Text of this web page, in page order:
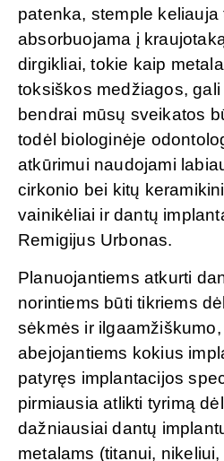
patenka, stemple keliauja
absorbuojama į
dirgikliai, tokie kaip
toksiškos medžiagos,
bendrai mūsų sveikatos
todėl biologinėje
atkūrimui naudojami
cirkonio bei kitų
vainikėliai ir dantų
Remigijus Urbonas.
Planuojantiems atkurti
norintiems būti tikriems
sėkmės ir
abejojantiems kokius
patyręs implantacijos
pirmiausia atlikti tyrimą
dažniausiai dantų
metalams (titanui, nikeliui,